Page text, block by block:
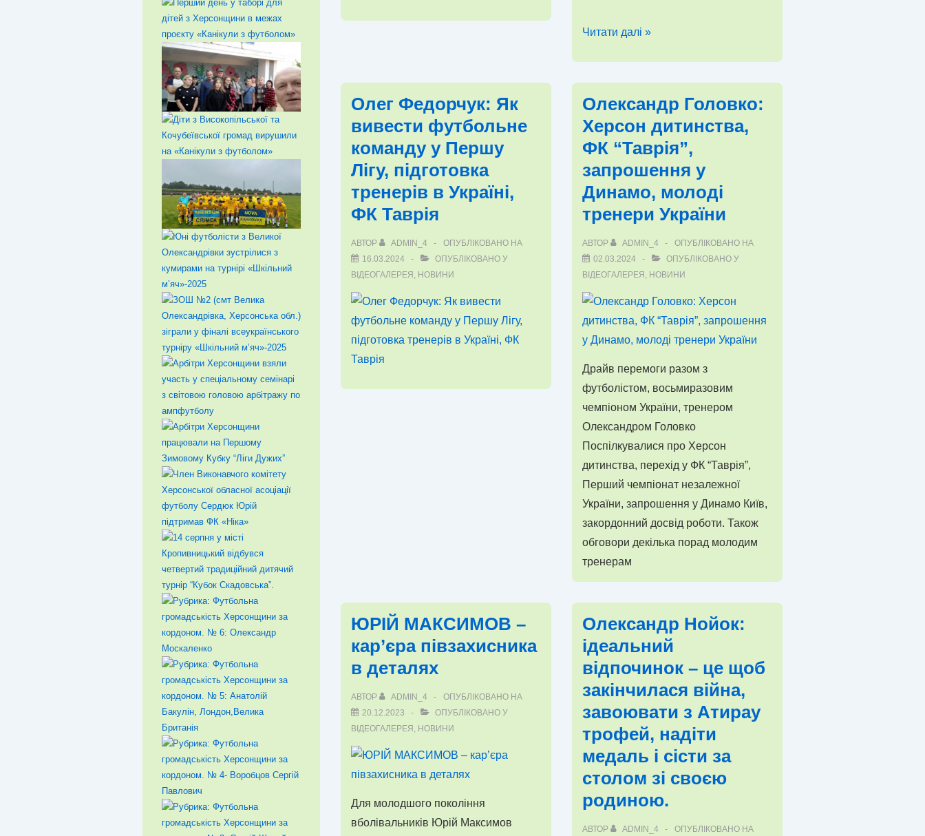
благодійному
турнірі
“Херсонщина
і
Крим
це
Україна”
(ВІДЕО)
Гравці
на
благодійний
турнір
з
міні-
футболу
“Херсонщина
і
Крим
—
це
Україна”.
ВІДЕО
Читати далі »
Олег Федорчук: Як
вивести футбольне
команду у Першу
Лігу, підготовка
тренерів в Україні,
ФК Таврія
АВТОР ADMIN_4
ОПУБЛІКОВАНО НА
16.03.2024
ОПУБЛІКОВАНО У
ВІДЕОГАЛЕРЕЯ , НОВИНИ
Олександр Головко:
Херсон дитинства,
ФК “Таврія”,
запрошення у
Динамо, молоді
тренери України
АВТОР ADMIN_4
ОПУБЛІКОВАНО НА
02.03.2024
ОПУБЛІКОВАНО У
ВІДЕОГАЛЕРЕЯ , НОВИНИ
Драйв перемоги разом з
футболістом, восьмиразовим
чемпіоном України, тренером
Олександром Головко
Поспілкувалися про Херсон
дитинства, перехід у ФК “Таврія”,
Перший чемпіонат незалежної
України, запрошення у Динамо Київ,
закордонний досвід роботи. Також
обговори декілька порад молодим
тренерам
ЮРІЙ МАКСИМОВ –
кар’єра півзахисника
в деталях
АВТОР ADMIN_4
ОПУБЛІКОВАНО НА
20.12.2023
ОПУБЛІКОВАНО У
ВІДЕОГАЛЕРЕЯ , НОВИНИ
Для молодшого покоління
вболівальників Юрій Максимов
Олександр Нойок:
ідеальний
відпочинок – це щоб
закінчилася війна,
завоювати з Атирау
трофей, надіти
медаль і сісти за
столом зі своєю
родиною.
АВТОР ADMIN_4 ОПУБЛІКОВАНО НА